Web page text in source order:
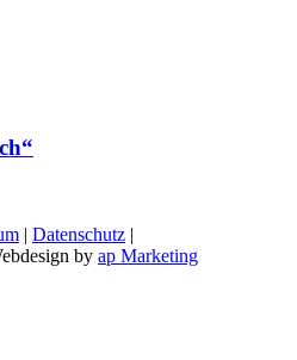
| Datenschutz |
by ap Marketing